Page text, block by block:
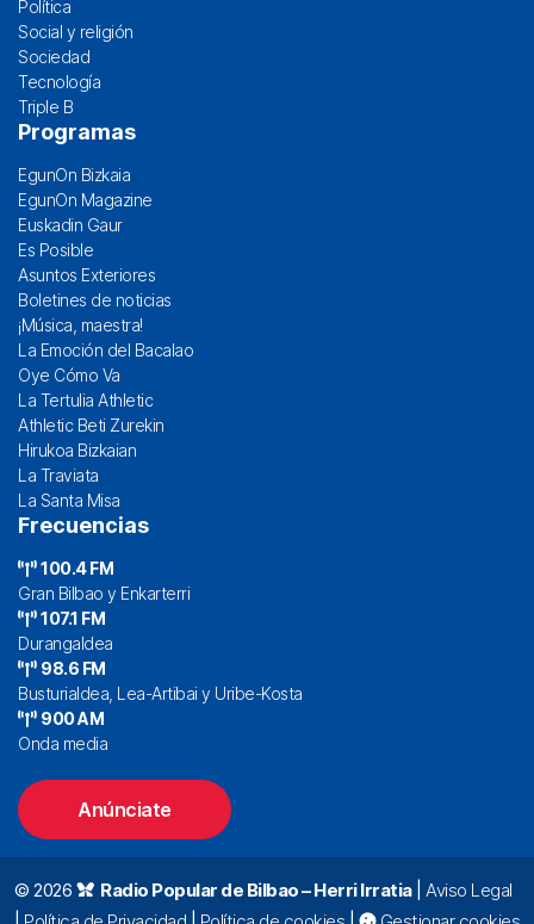
Política
Social y religión
Sociedad
Tecnología
Triple B
Programas
EgunOn Bizkaia
EgunOn Magazine
Euskadin Gaur
Es Posible
Asuntos Exteriores
Boletines de noticias
¡Música, maestra!
La Emoción del Bacalao
Oye Cómo Va
La Tertulia Athletic
Athletic Beti Zurekin
Hirukoa Bizkaian
La Traviata
La Santa Misa
Frecuencias
100.4 FM
Gran Bilbao y Enkarterri
107.1 FM
Durangaldea
98.6 FM
Busturialdea, Lea-Artibai y Uribe-Kosta
900 AM
Onda media
Anúnciate
© 2026 Radio Popular de Bilbao – Herri Irratia| Aviso Legal